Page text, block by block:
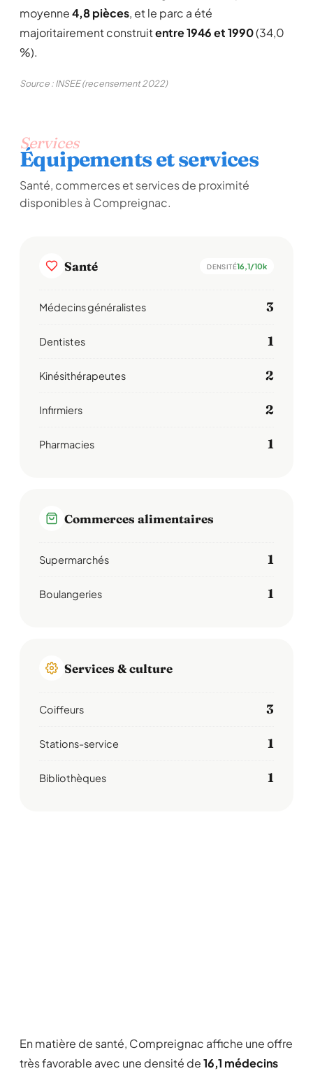
moyenne4,8 pièces, et le parc a été
majoritairement construitentre 1946 et 1990(34,0
%).
Source : INSEE (recensement 2022)
Services
Équipements et services
Santé, commerces et services de proximité
disponibles à Compreignac.
Santé DENSITÉ16,1/10k
Médecins généralistes 3
Dentistes 1
Kinésithérapeutes 2
Infirmiers 2
Pharmacies 1
Commerces alimentaires
Supermarchés 1
Boulangeries 1
Services & culture
Coiffeurs 3
Stations-service 1
Bibliothèques 1
En matière de santé, Compreignac affiche une offre
très favorable avec une densité de16,1 médecins